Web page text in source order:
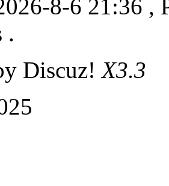
8-6 21:36 ,
.
Discuz!X3.3